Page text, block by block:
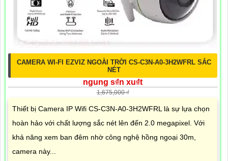
CAMERA WI-FI EZVIZ NGOÀI TRỜI CS-C3N-A0-3H2WFRL SẮC
NÉT
ngung s₫n xu₫t
1,675,000 ₫
Thiết bị Camera IP Wifi CS-C3N-A0-3H2WFRL là sự lựa chọn
hoàn hảo với chất lượng sắc nét lên đến 2.0 megapixel. Với
khả năng xem ban đêm nhờ công nghệ hồng ngoại 30m,
camera này...